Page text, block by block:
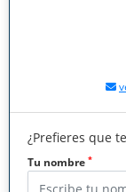
¿Prefieres que
Tu nombre *